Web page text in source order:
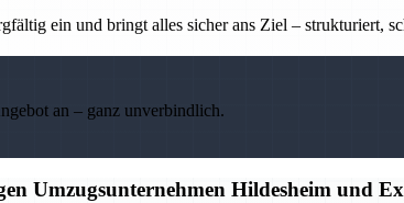
ein und bringt alles sicher ans Ziel – strukturiert,
an – ganz unverbindlich.
Umzugsunternehmen Hildesheim und